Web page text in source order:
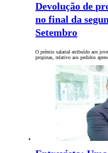
Devolução de
no final da
Setembro
O prémio salarial atribuído aos
propinas, relativo aos pedidos